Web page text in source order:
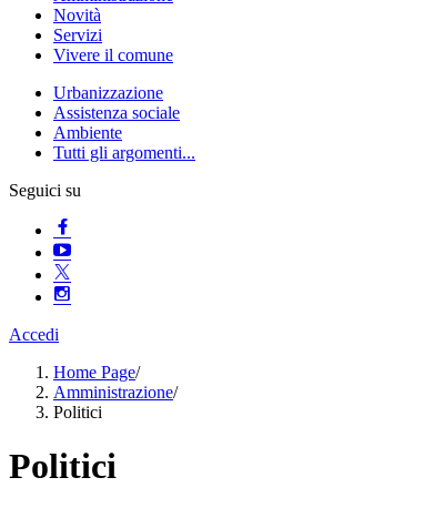
Novità
Servizi
Vivere il comune
Urbanizzazione
Assistenza sociale
Ambiente
Tutti gli argomenti...
Seguici su
Accedi
Home Page/
Amministrazione/
Politici
Politici